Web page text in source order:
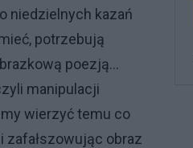
niedzielnych kazań
potrzebują
poezją...
manipulacji
wierzyć temu co
zafałszowując obraz